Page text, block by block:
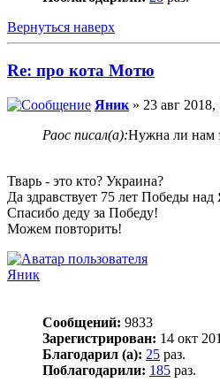
Вернуться наверх
Re: про кота Мотю
Яник » 23 авг 2018,
Раос писал(а):Нужна ли нам
Тварь - это кто? Украина?
Да здравствует 75 лет Победы
Спасибо деду за Победу!
Можем повторить!
Яник
Сообщений: 9833
Зарегистрирован: 14 окт
Благодарил (а): 25 раз.
Поблагодарили: 185 раз.